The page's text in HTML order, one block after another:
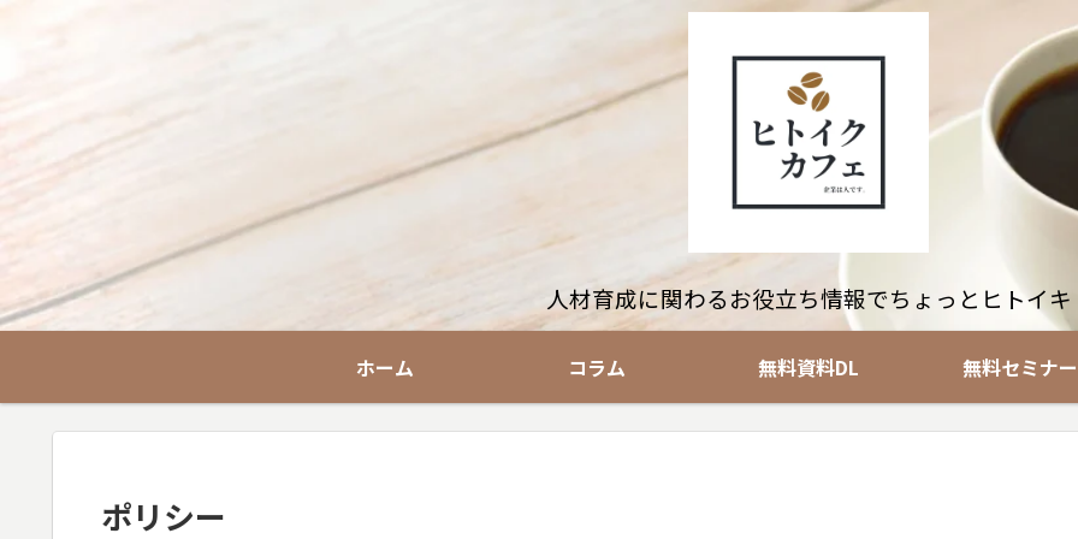
人材育成に関わるお役立ち情報でちょっとヒトイキ
ホーム コラム 無料資料DL 無料セミナー
ポリシー